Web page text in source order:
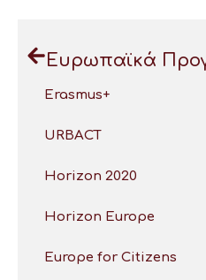
Ευρωπαϊκά
Erasmus+
URBACT
Horizon 2020
Horizon Europe
Europe for Citizens